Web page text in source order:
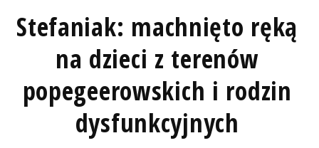
Stefaniak: machnięto ręką
na dzieci z terenów
popegeerowskich i rodzin
dysfunkcyjnych